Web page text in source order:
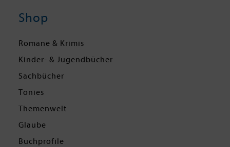
Shop
Romane & Krimis
Kinder- & Jugendbücher
Sachbücher
Tonies
Themenwelt
Glaube
Buchprofile